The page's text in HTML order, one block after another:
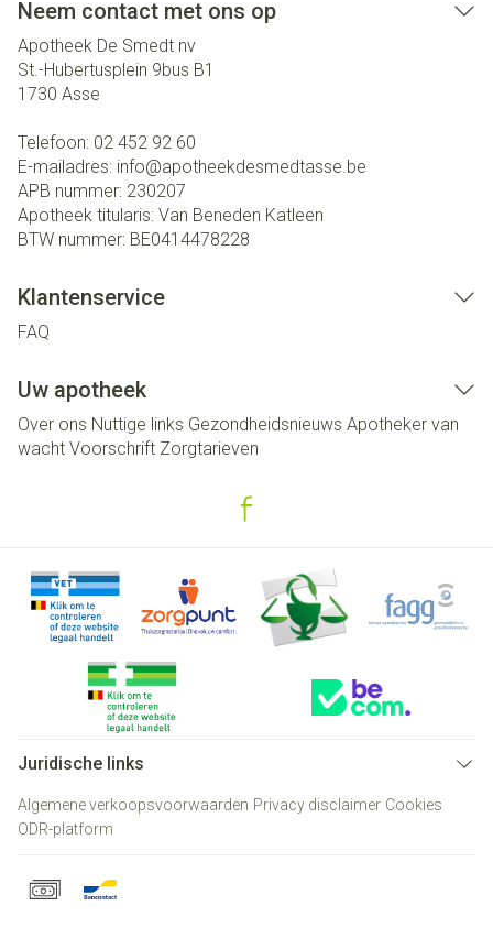
Neem contact met ons op
Apotheek De Smedt nv
St.-Hubertusplein 9bus B1
1730 Asse
Telefoon: 02 452 92 60
E-mailadres: info@apotheekdesmedtasse.be
APB nummer: 230207
Apotheek titularis: Van Beneden Katleen
BTW nummer: BE0414478228
Klantenservice
FAQ
Uw apotheek
Over ons Nuttige links Gezondheidsnieuws Apotheker van
wacht Voorschrift Zorgtarieven
Juridische links
Algemene verkoopsvoorwaarden Privacy disclaimer Cookies
ODR-platform